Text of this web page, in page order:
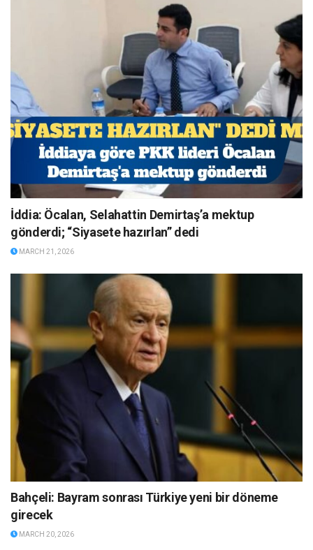
İddia: Öcalan, Selahattin Demirtaş’a mektup
gönderdi; “Siyasete hazırlan” dedi
MARCH 21, 2026
Bahçeli: Bayram sonrası Türkiye yeni bir döneme
girecek
MARCH 20, 2026